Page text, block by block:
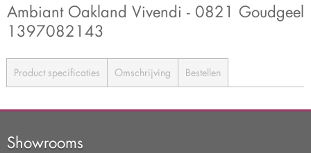
Ambiant Oakland Vivendi - 0821 Goudgeel
1397082143
Product specificaties Omschrijving Bestellen
Showrooms